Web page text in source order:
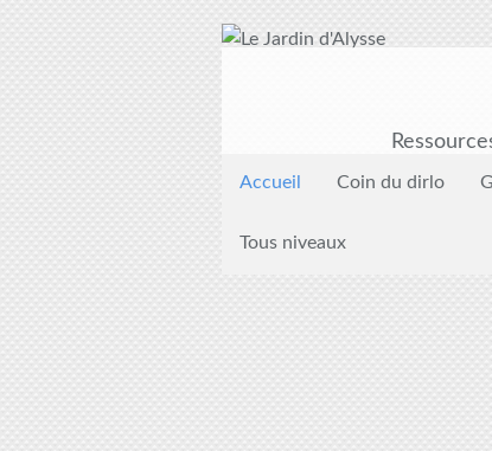
Accueil Coin du dirlo
Tous niveaux